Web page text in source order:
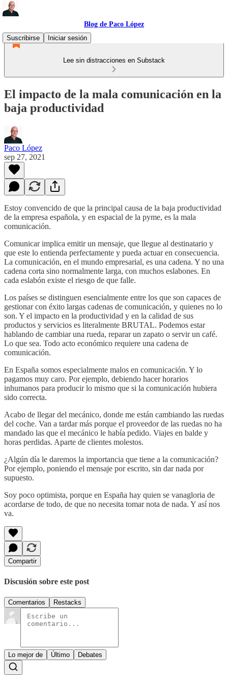
Blog de Paco López
Suscribirse
Iniciar sesión
Lee sin distracciones en Substack
El impacto de la mala comunicación en la
baja productividad
Paco López
sep 27, 2021
Estoy convencido de que la principal causa de la baja productividad
de la empresa española, y en espacial de la pyme, es la mala
comunicación.
Comunicar implica emitir un mensaje, que llegue al destinatario y
que este lo entienda perfectamente y pueda actuar en consecuencia.
La comunicación, en el mundo empresarial, es una cadena. Y no una
cadena corta sino normalmente larga, con muchos eslabones. En
cada eslabón existe el riesgo de que falle.
Los países se distinguen esencialmente entre los que son capaces de
gestionar con éxito largas cadenas de comunicación, y quienes no lo
son. Y el impacto en la productividad y en la calidad de sus
productos y servicios es literalmente BRUTAL. Podemos estar
hablando de cambiar una rueda, reparar un zapato o servir un café.
Lo que sea. Todo acto económico requiere una cadena de
comunicación.
En España somos especialmente malos en comunicación. Y lo
pagamos muy caro. Por ejemplo, debiendo hacer horarios
inhumanos para producir lo mismo que si la comunicación hubiera
sido correcta.
Acabo de llegar del mecánico, donde me están cambiando las ruedas
del coche. Van a tardar más porque el proveedor de las ruedas no ha
mandado las que el mecánico le había pedido. Viajes en balde y
horas perdidas. Aparte de clientes molestos.
¿Algún día le daremos la importancia que tiene a la comunicación?
Por ejemplo, poniendo el mensaje por escrito, sin dar nada por
supuesto.
Soy poco optimista, porque en España hay quien se vanagloria de
acordarse de todo, de que no necesita tomar nota de nada. Y así nos
va.
Compartir
Discusión sobre este post
Comentarios Restacks
Lo mejor de Último Debates